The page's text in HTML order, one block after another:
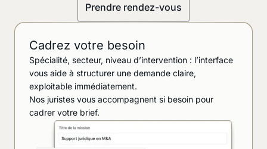
Cadrez votre besoin
Spécialité, secteur, niveau d’intervention : l’interface
vous aide à structurer une demande claire,
exploitable immédiatement.
Nos juristes vous accompagnent si besoin pour
cadrer votre brief.
Prendre rendez-vous